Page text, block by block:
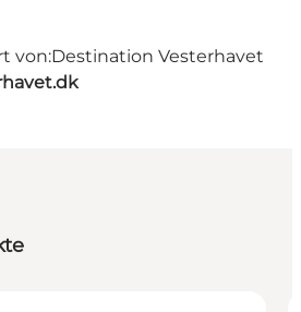
von:Destination Vesterhavet